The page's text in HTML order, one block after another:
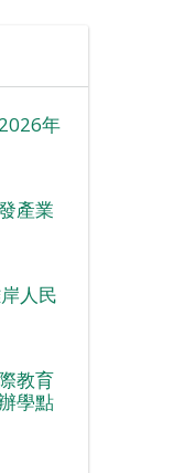
年
產業
人民
教育
學點